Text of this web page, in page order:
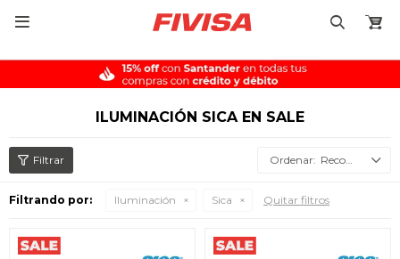

ILUMINACIÓN SICA EN SALE
Recomendados
Filtrando por: Iluminación Sica Quitar filtros